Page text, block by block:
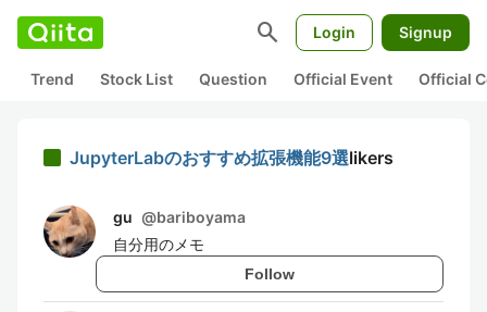
search Login Signup
Trend Stock List Question Official Event Official
JupyterLabのおすすめ拡張機能9選likers
gu @bariboyama
自分用のメモ
Follow